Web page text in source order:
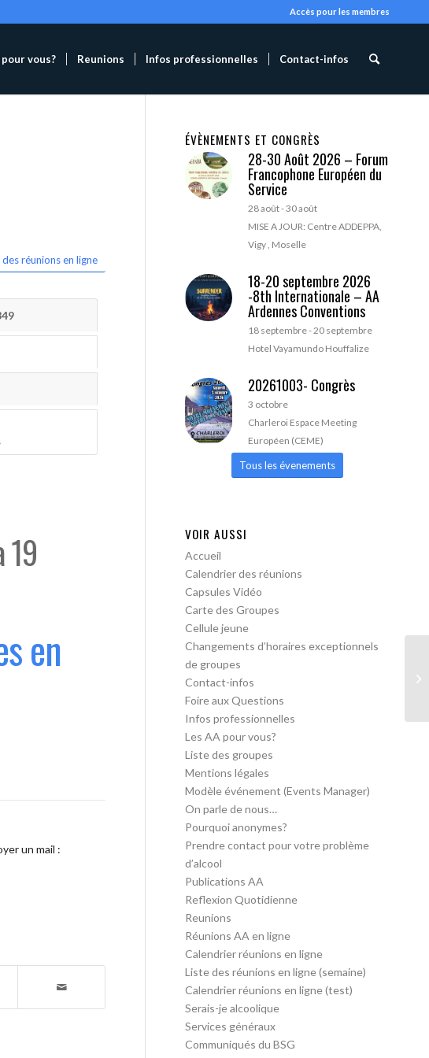
Accès pour les membres
pour vous? Reunions Infos professionnelles Contact-infos
réunions en ligne
19
en
un mail :
ÉVÈNEMENTS ET CONGRÈS
28-30 Août 2026 – Forum
Francophone Européen du
Service
28 août-30 août
MISE A JOUR: Centre ADDEPPA,
Vigy , Moselle
18-20 septembre 2026
-8th Internationale – AA
Ardennes Conventions
18 septembre-20 septembre
Hotel Vayamundo Houffalize
20261003- Congrès
3 octobre
Charleroi Espace Meeting
Européen (CEME)
Tous les évenements
VOIR AUSSI
Accueil
Calendrier des réunions
Capsules Vidéo
Carte des Groupes
Cellule jeune
Changements d’horaires exceptionnels
de groupes
Contact-infos
Foire aux Questions
Infos professionnelles
Les AA pour vous?
Liste des groupes
Mentions légales
Modèle événement (Events Manager)
On parle de nous…
Pourquoi anonymes?
Prendre contact pour votre problème
d’alcool
Publications AA
Reflexion Quotidienne
Reunions
Réunions AA en ligne
Calendrier réunions en ligne
Liste des réunions en ligne (semaine)
Calendrier réunions en ligne (test)
Serais-je alcoolique
Services généraux
Communiqués du BSG